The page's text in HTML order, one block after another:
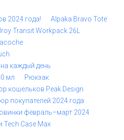
2024 года!
Alpaka Bravo Tote
Transit Workpack 26L
каждый день
мл
Рюкзак
кошельков Peak Design
покупателей 2024 года
февраль–март 2024
Tech Case Max